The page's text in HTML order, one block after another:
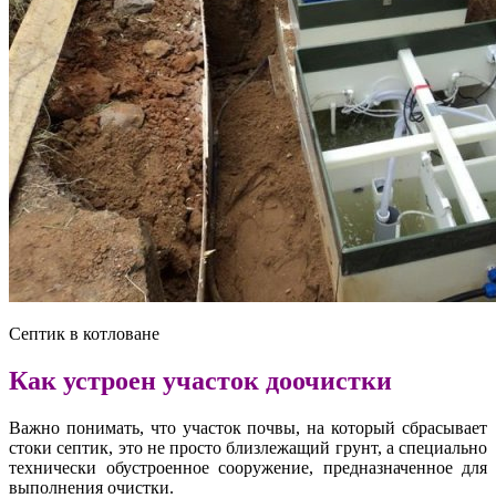
Септик в котловане
Как устроен участок доочистки
Важно понимать, что участок почвы, на который сбрасывает
стоки септик, это не просто близлежащий грунт, а специально
технически обустроенное сооружение, предназначенное для
выполнения очистки.